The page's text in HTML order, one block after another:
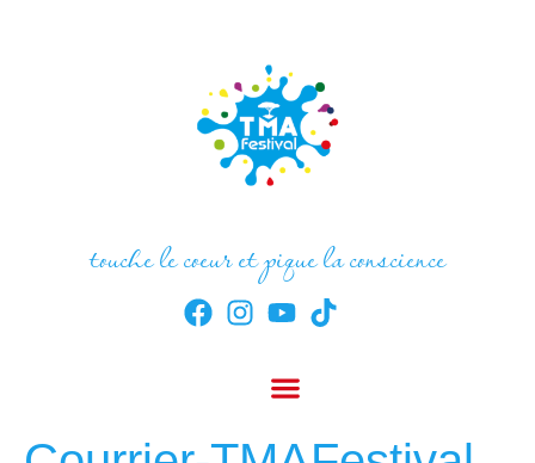
touche le coeur et pique la conscience